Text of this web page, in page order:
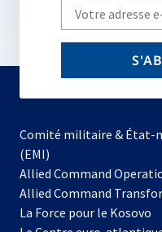
Write
your
email
Comité militaire &
(EMI)
Allied Command
Allied Command
La Force pour le Kosovo